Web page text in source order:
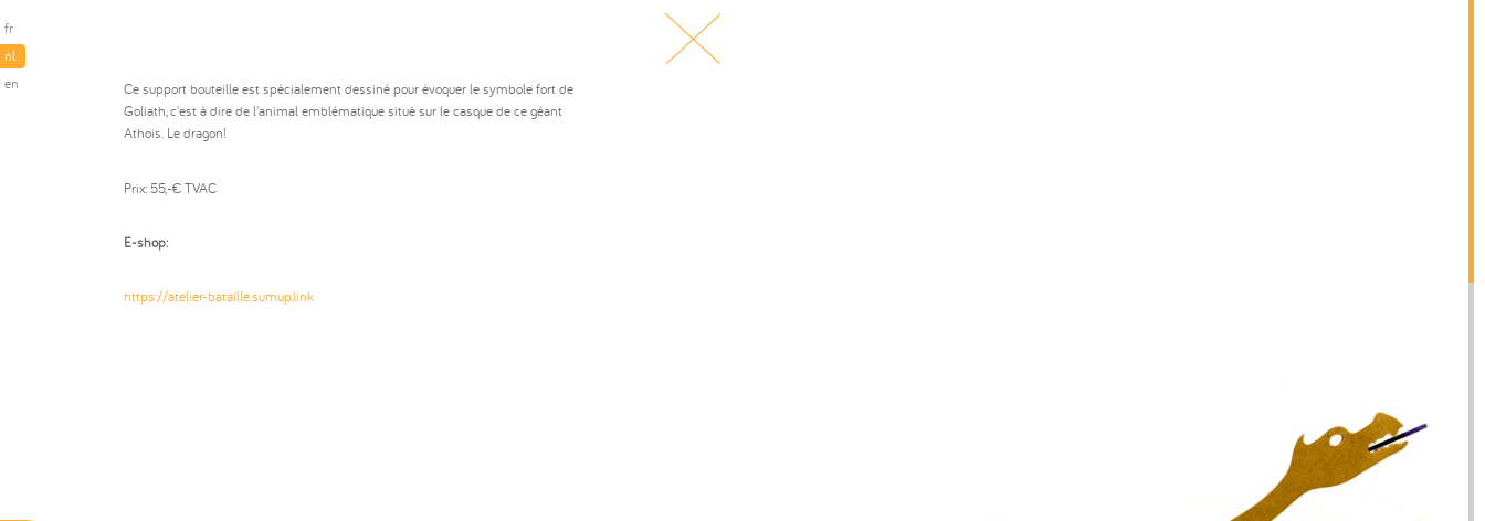
fr
nl
en
Ce support bouteille est spécialement dessiné pour évoquer le symbole fort de
Goliath, c'est à dire de l'animal emblématique situé sur le casque de ce géant
Athois. Le dragon!
Prix: 55,-€ TVAC
E-shop:
https://atelier-bataille.sumup.link